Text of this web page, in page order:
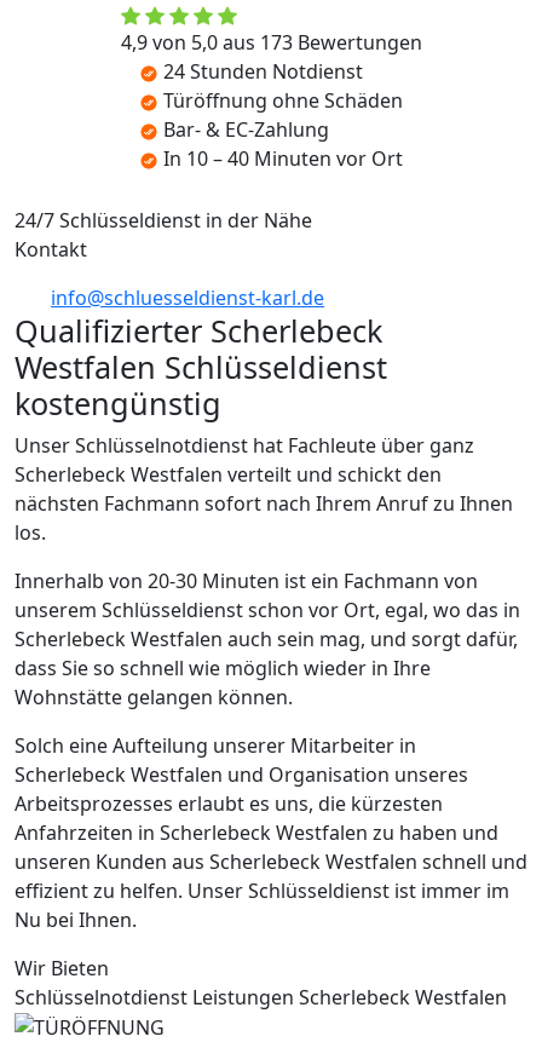
4,9 von 5,0 aus 173 Bewertungen
24 Stunden Notdienst
Türöffnung ohne Schäden
Bar- & EC-Zahlung
In 10 – 40 Minuten vor Ort
24/7 Schlüsseldienst in der Nähe
Kontakt
info@schluesseldienst-karl.de
Qualifizierter Scherlebeck
Westfalen Schlüsseldienst
kostengünstig
Unser Schlüsselnotdienst hat Fachleute über ganz
Scherlebeck Westfalen verteilt und schickt den
nächsten Fachmann sofort nach Ihrem Anruf zu Ihnen
los.
Innerhalb von 20-30 Minuten ist ein Fachmann von
unserem Schlüsseldienst schon vor Ort, egal, wo das in
Scherlebeck Westfalen auch sein mag, und sorgt dafür,
dass Sie so schnell wie möglich wieder in Ihre
Wohnstätte gelangen können.
Solch eine Aufteilung unserer Mitarbeiter in
Scherlebeck Westfalen und Organisation unseres
Arbeitsprozesses erlaubt es uns, die kürzesten
Anfahrzeiten in Scherlebeck Westfalen zu haben und
unseren Kunden aus Scherlebeck Westfalen schnell und
effizient zu helfen. Unser Schlüsseldienst ist immer im
Nu bei Ihnen.
Wir Bieten
Schlüsselnotdienst Leistungen Scherlebeck Westfalen